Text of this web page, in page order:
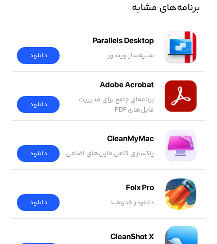
برنامه‌های مشابه
Parallels Desktop
شبیه‌ساز ویندوز دانلود
Adobe Acrobat
برنامه‌ای جامع برای مدیریت
فایل‌های PDF
دانلود
CleanMyMac
پاکسازی کامل فایل‌های اضافی دانلود
Folx Pro
دانلودر قدرتمند دانلود
CleanShot X